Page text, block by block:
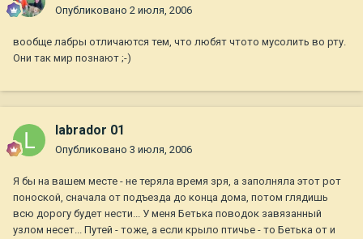
Опубликовано 2 июля, 2006
вообще лабры отличаются тем, что любят чтото мусолить во рту.
Они так мир познают ;-)
labrador 01
Опубликовано 3 июля, 2006
Я бы на вашем месте - не теряла время зря, а заполняла этот рот
поноской, сначала от подъезда до конца дома, потом глядишь
всю дорогу будет нести... У меня Бетька поводок завязанный
узлом несет... Путей - тоже, а если крыло птичье - то Бетька от и